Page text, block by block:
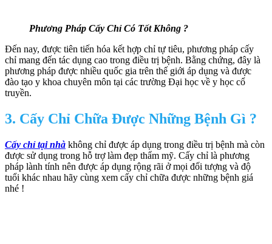
Phương Pháp Cấy Chỉ Có Tốt Không ?
Đến nay, được tiên tiến hóa kết hợp chỉ tự tiêu, phương pháp cấy
chỉ mang đến tác dụng cao trong điều trị bệnh. Bằng chứng, đây là
phương pháp được nhiều quốc gia trên thế giới áp dụng và được
đào tạo y khoa chuyên môn tại các trường Đại học về y học cổ
truyền.
3. Cấy Chỉ Chữa Được Những Bệnh Gì ?
Cấy chỉ tại nhà không chỉ được áp dụng trong điều trị bệnh mà còn
được sử dụng trong hỗ trợ làm đẹp thẩm mỹ. Cấy chỉ là phương
pháp lành tính nên được áp dụng rộng rãi ở mọi đối tượng và độ
tuổi khác nhau hãy cùng xem cấy chỉ chữa được những bệnh giá
nhé !